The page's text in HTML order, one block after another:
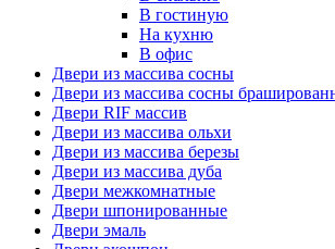
В гостиную
На кухню
В офис
Двери из массива сосны
Двери из массива сосны
Двери RIF массив
Двери из массива ольхи
Двери из массива березы
Двери из массива дуба
Двери межкомнатные
Двери шпонированные
Двери эмаль